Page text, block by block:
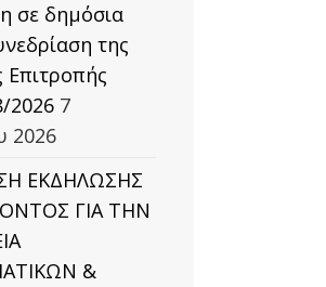
σε δημόσια
της
Επιτροπής
2026 7
2026
ΕΚΔΗΛΩΣΗΣ
ΓΙΑ ΤΗΝ
&